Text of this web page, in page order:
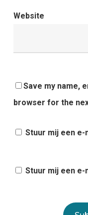
Website
Save my name,
browser for the
Stuur mij een
Stuur mij een